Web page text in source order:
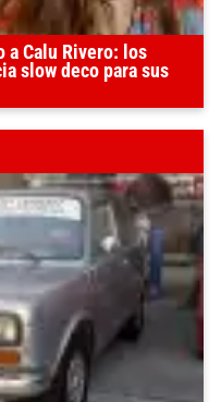
a Calu Rivero: los
slow deco para sus